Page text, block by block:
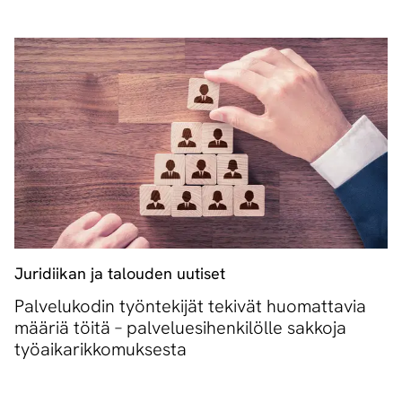
Juridiikan ja talouden uutiset
Palvelukodin työntekijät tekivät huomattavia
määriä töitä – palveluesihenkilölle sakkoja
työaikarikkomuksesta